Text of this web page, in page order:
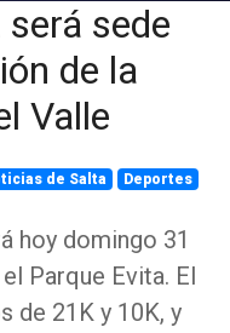
sede
de la
Valle
de Salta
Deportes
hoy domingo 31
Parque Evita. El
de 21K y 10K, y